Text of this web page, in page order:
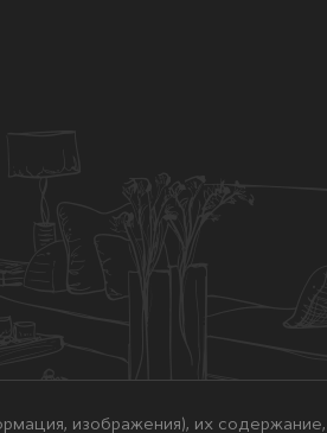
изображения), их содержание,